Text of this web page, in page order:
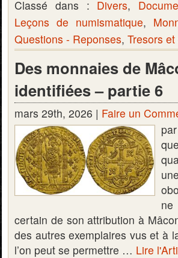
Classé dans : Divers,
Leçons de numismatique,
Questions - Reponses, Tresors
Des monnaies de
identifiées – partie 6
mars 29th, 2026 | Faire un
certain de son attribution à
des autres exemplaires vus et à
l’on peut se permettre … Lire